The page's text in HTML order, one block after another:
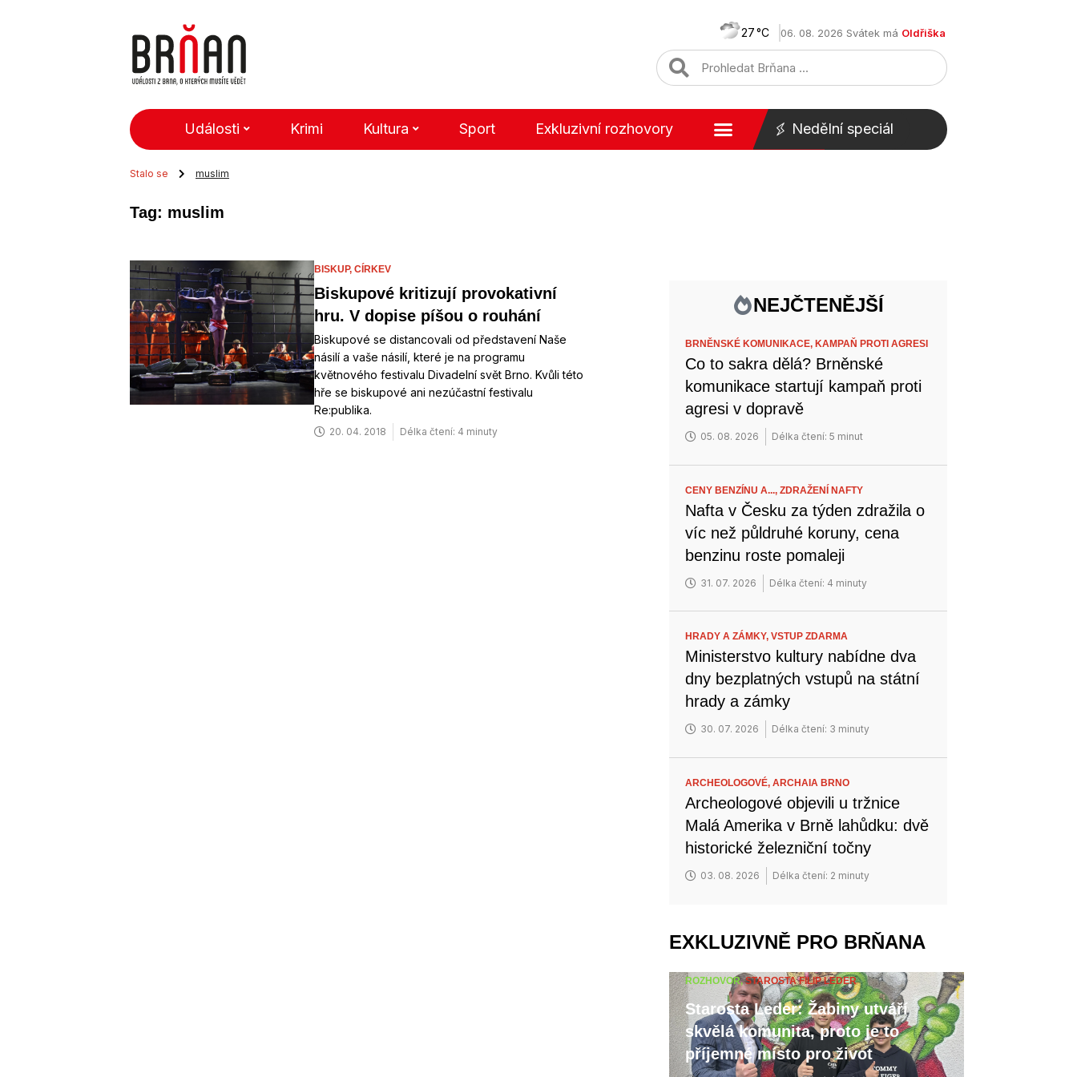
27 06. 08. 2026 Svátek má Oldřiška
Události Krimi Kultura Sport Exkluzivní rozhovory Nedělní speciál
Stalo se muslim
Tag: muslim
BISKUP, CÍRKEV
Biskupové kritizují provokativní
hru. V dopise píšou o rouhání
Biskupové se distancovali od představení Naše
násilí a vaše násilí, které je na programu
květnového festivalu Divadelní svět Brno. Kvůli této
hře se biskupové ani nezúčastní festivalu
Re:publika.
20. 04. 2018 Délka čtení: 4 minuty
NEJČTENĚJŠÍ
BRNĚNSKÉ KOMUNIKACE, KAMPAŇ PROTI AGRESI
Co to sakra dělá? Brněnské
komunikace startují kampaň proti
agresi v dopravě
05. 08. 2026 Délka čtení: 5 minut
CENY BENZÍNU A...,ZDRAŽENÍ NAFTY
Nafta v Česku za týden zdražila o
víc než půldruhé koruny, cena
benzinu roste pomaleji
31. 07. 2026 Délka čtení: 4 minuty
HRADY A ZÁMKY,VSTUP ZDARMA
Ministerstvo kultury nabídne dva
dny bezplatných vstupů na státní
hrady a zámky
30. 07. 2026 Délka čtení: 3 minuty
ARCHEOLOGOVÉ,ARCHAIA BRNO
Archeologové objevili u tržnice
Malá Amerika v Brně lahůdku: dvě
historické železniční točny
03. 08. 2026 Délka čtení: 2 minuty
EXKLUZIVNĚ PRO BRŇANA
ROZHOVOR,STAROSTA FILIP LEDER
Starosta Leder: Žabiny utváří
skvělá komunita, proto je to
příjemné místo pro život